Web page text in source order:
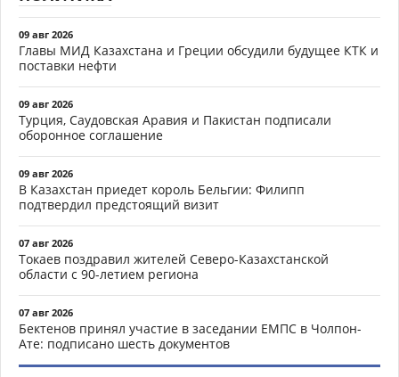
09 авг 2026
Главы МИД Казахстана и Греции обсудили будущее КТК и
поставки нефти
09 авг 2026
Турция, Саудовская Аравия и Пакистан подписали
оборонное соглашение
09 авг 2026
В Казахстан приедет король Бельгии: Филипп
подтвердил предстоящий визит
07 авг 2026
Токаев поздравил жителей Северо-Казахстанской
области с 90-летием региона
07 авг 2026
Бектенов принял участие в заседании ЕМПС в Чолпон-
Ате: подписано шесть документов